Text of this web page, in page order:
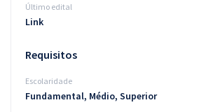
Último edital
Link
Requisitos
Escolaridade
Fundamental, Médio, Superior